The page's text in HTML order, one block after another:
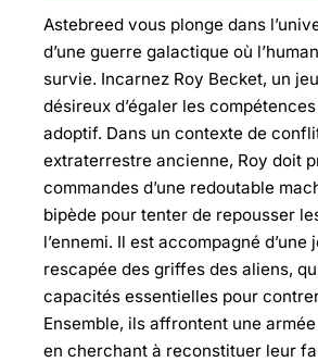
Astebreed vous plonge dans
d’une guerre galactique où
survie. Incarnez Roy Becket, un
désireux d’égaler les
adoptif. Dans un contexte de
extraterrestre ancienne, Roy doit
commandes d’une redoutable
bipède pour tenter de repousser
l’ennemi. Il est accompagné d’une
rescapée des griffes des aliens,
capacités essentielles pour
Ensemble, ils affrontent une
en cherchant à reconstituer leur